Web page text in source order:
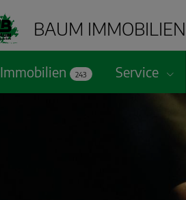
BAUM IMMOBILIEN
Immobilien 243 Service